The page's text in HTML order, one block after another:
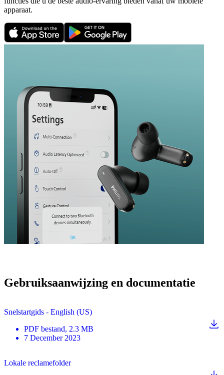
apparaat.
Gebruiksaanwijzing en documentatie
Snelstartgids - English (US)
PDF bestand, 2.3 MB
7 December 2023
Lokale reclamefolder